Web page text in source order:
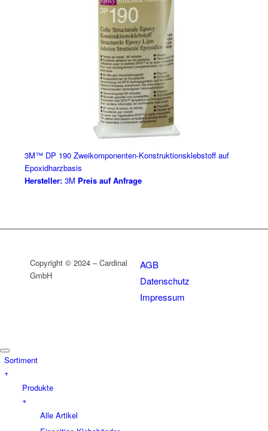
3M™ DP 190 Zweikomponenten-Konstruktionsklebstoff auf
Epoxidharzbasis
Hersteller:3M Preis auf Anfrage
Copyright © 2024 – Cardinal
GmbH
AGB
Datenschutz
Impressum
Sortiment
+
Produkte
+
Alle Artikel